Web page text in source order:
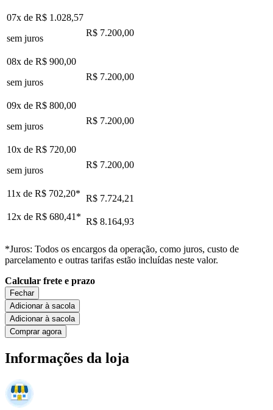
07x de R$ 1.028,57
sem juros
R$ 7.200,00
08x de R$ 900,00
sem juros
R$ 7.200,00
09x de R$ 800,00
sem juros
R$ 7.200,00
10x de R$ 720,00
sem juros
R$ 7.200,00
11x de R$ 702,20* R$ 7.724,21
12x de R$ 680,41 * R$ 8.164,93
*Juros: Todos os encargos da operação, como juros, custo de
parcelamento e outras tarifas estão incluídas neste valor.
Calcular frete e prazo
Fechar
Adicionar à sacola
Adicionar à sacola
Comprar agora
Informações da loja